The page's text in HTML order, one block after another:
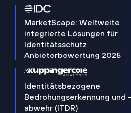
MarketScape: Weltweite
integrierte Lösungen für
Identitätsschutz
Anbieterbewertung 2025
Identitätsbezogene
Bedrohungserkennung und -
abwehr (ITDR)